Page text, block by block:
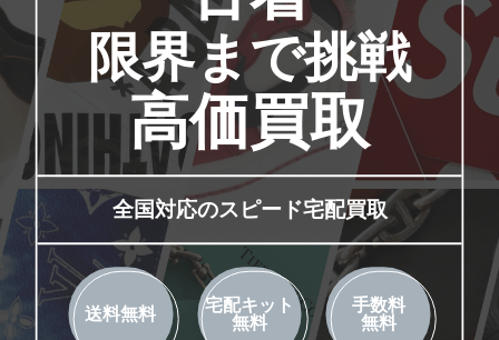
限界まで挑戦
高価買取
全国対応のスピード宅配買取
送料無料
宅配キット
無料
手数料
無料